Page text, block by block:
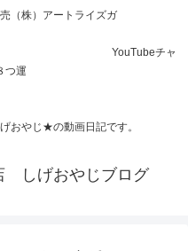
（株）アートライズガ
チャ
つ運
の動画日記です。
しげおやじブログ